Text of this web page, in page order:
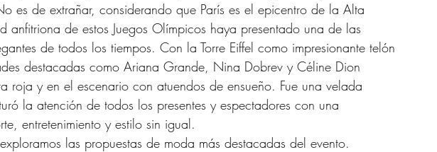
es de extrañar, considerando que París es el epicentro de la Alta
anfitriona de estos Juegos Olímpicos haya presentado una de las
de todos los tiempos. Con la Torre Eiffel como impresionante telón
destacadas como Ariana Grande, Nina Dobrev y Céline Dion
roja y en el escenario con atuendos de ensueño. Fue una velada
la atención de todos los presentes y espectadores con una
entretenimiento y estilo sin igual.
exploramos las propuestas de moda más destacadas del evento.